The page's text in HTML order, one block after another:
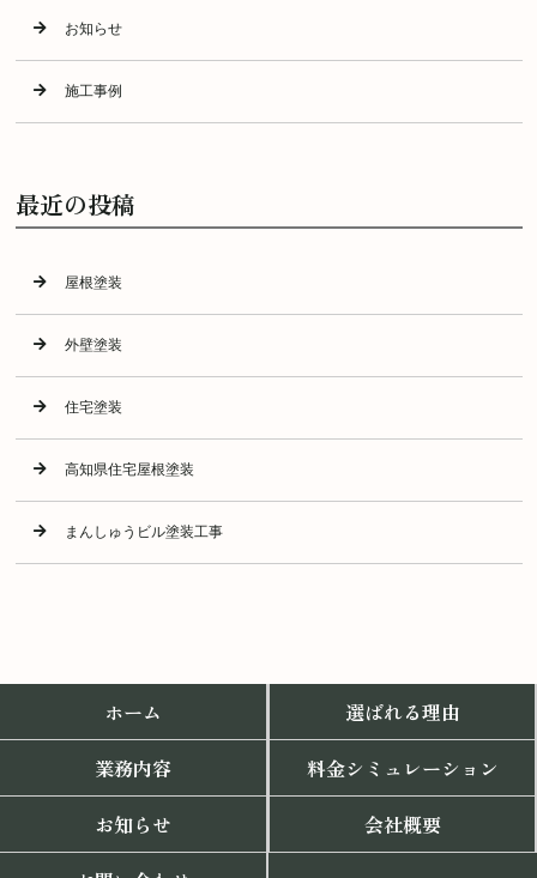
お知らせ
施工事例
最近の投稿
屋根塗装
外壁塗装
住宅塗装
高知県住宅屋根塗装
まんしゅうビル塗装工事
ホーム
選ばれる理由
業務内容
料金シミュレーション
お知らせ
会社概要